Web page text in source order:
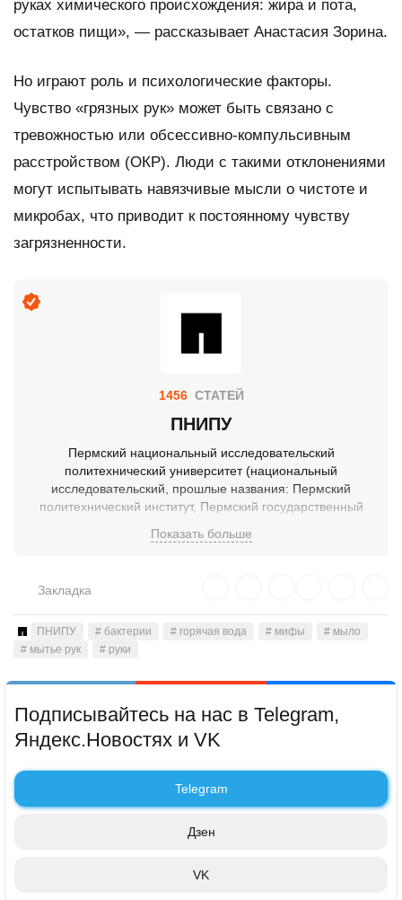
руках химического происхождения: жира и пота,
остатков пищи», — рассказывает Анастасия Зорина.
Но играют роль и психологические факторы.
Чувство «грязных рук» может быть связано с
тревожностью или обсессивно-компульсивным
расстройством (ОКР). Люди с такими отклонениями
могут испытывать навязчивые мысли о чистоте и
микробах, что приводит к постоянному чувству
загрязненности.
ПНИПУ
1456 СТАТЕЙ
Пермский национальный исследовательский
политехнический университет (национальный
исследовательский, прошлые названия: Пермский
политехнический институт, Пермский государственный
Федерации. Основан в 1960 году как Пермский
(организованного в 1953 году) с Вечерним
машиностроительным институтом. В 1992 году ППИ в числе
первых политехнических вузов России получил статус
технического университета.
Показать больше
Закладка
ПНИПУ # бактерии # горячая вода # мифы
# мыло
# мытье рук
# руки
Подписывайтесь на нас в Telegram,
Яндекс.Новостях и VK
Telegram
Дзен
VK